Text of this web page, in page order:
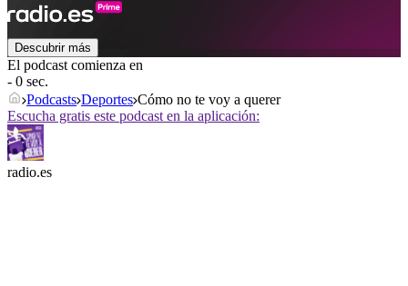
Descubrir más
El podcast comienza en
- 0 sec.
Podcasts Deportes Cómo no te voy a querer
Escucha gratis este podcast en la aplicación:
radio.es